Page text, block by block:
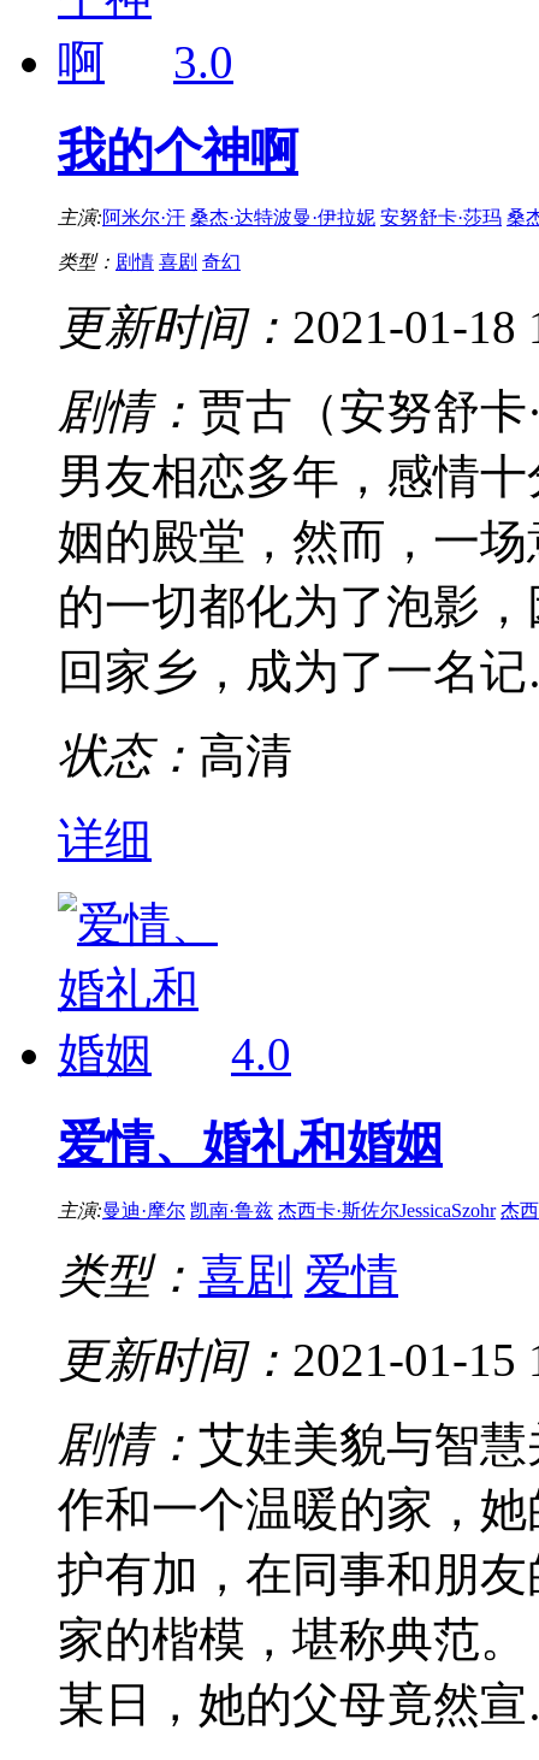
3.0
我的个神啊
主演:阿米尔·汗 桑杰·达特波曼·伊拉妮 安努舒卡·莎玛 桑
类型： 剧情 喜剧 奇幻
更新时间： 2021-01-18
剧情： 贾古（安努舒卡
男友相恋多年，感情
姻的殿堂，然而，一
的一切都化为了泡影
回家乡，成为了一名
状态： 高清
详细
4.0
爱情、婚礼和婚姻
主演:曼迪·摩尔 凯南·鲁兹 杰西卡·斯佐尔JessicaSzohr 杰
类型： 喜剧 爱情
更新时间： 2021-01-15
剧情： 艾娃美貌与智
作和一个温暖的家，
护有加，在同事和朋
家的楷模，堪称典范
某日，她的父母竟然